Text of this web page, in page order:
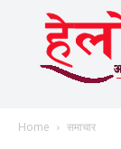
Home समाचार